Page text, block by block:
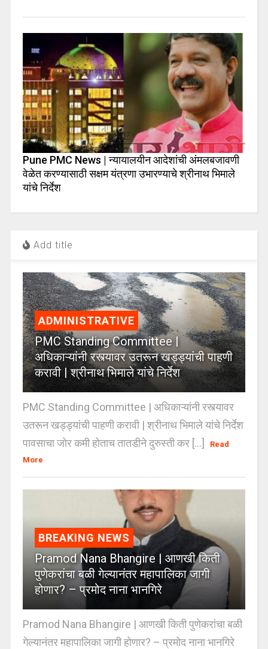
Pune PMC News | न्यायालयीन आदेशांची अंमलबजावणी
वेळेत करण्यासाठी सक्षम यंत्रणा उभारण्याचे श्रीनाथ भिमाले
यांचे निर्देश
Add title
ADMINISTRATIVE
PMC Standing Committee |
अधिकाऱ्यांनी रस्त्यावर उतरून खड्ड्यांची पाहणी
करावी | श्रीनाथ भिमाले यांचे निर्देश
PMC Standing Committee | अधिकाऱ्यांनी रस्त्यावर
उतरून खड्ड्यांची पाहणी करावी | श्रीनाथ भिमाले यांचे निर्देश
पावसाचा जोर कमी होताच तातडीने दुरुस्ती कर [...]
Read
More
BREAKING NEWS
Pramod Nana Bhangire | आणखी किती
पुणेकरांचा बळी गेल्यानंतर महापालिका जागी
होणार? – प्रमोद नाना भानगिरे
Pramod Nana Bhangire | आणखी किती पुणेकरांचा बळी
गेल्यानंतर महापालिका जागी होणार? – प्रमोद नाना भानगिरे